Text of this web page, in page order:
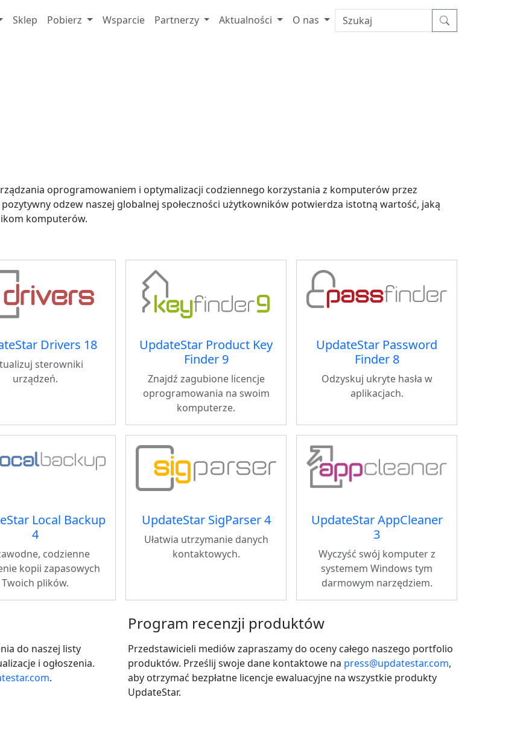
Sklep Pobierz Wsparcie Partnerzy Aktualności O nas
oprogramowaniem i optymalizacji codziennego korzystania z komputerów przez
odzew naszej globalnej społeczności użytkowników potwierdza istotną wartość, jaką
komputerów.
Drivers 18
sterowniki
urządzeń.
UpdateStar Product Key
Finder 9
Znajdź zagubione licencje
oprogramowania na swoim
komputerze.
UpdateStar Password
Finder 8
Odzyskuj ukryte hasła w
aplikacjach.
Local Backup
4
codzienne
kopii zapasowych
Twoich plików.
UpdateStar SigParser 4
Ułatwia utrzymanie danych
kontaktowych.
UpdateStar AppCleaner
3
Wyczyść swój komputer z
systemem Windows tym
darmowym narzędziem.
do naszej listy
i ogłoszenia.
.
Program recenzji produktów
Przedstawicieli mediów zapraszamy do oceny całego naszego portfolio
produktów. Prześlij swoje dane kontaktowe na press@updatestar.com,
aby otrzymać bezpłatne licencje ewaluacyjne na wszystkie produkty
UpdateStar.